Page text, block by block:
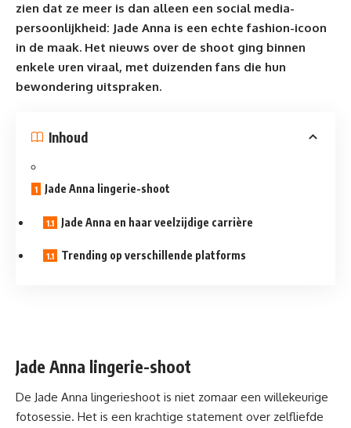
zien dat ze meer is dan alleen een social media-
persoonlijkheid: Jade Anna is een echte fashion-icoon
in de maak. Het nieuws over de shoot ging binnen
enkele uren viraal, met duizenden fans die hun
bewondering uitspraken.
Inhoud
Jade Anna lingerie-shoot
Jade Anna en haar veelzijdige carrière
Trending op verschillende platforms
Jade Anna lingerie-shoot
De Jade Anna lingerieshoot is niet zomaar een willekeurige
fotosessie. Het is een krachtige statement over zelfliefde